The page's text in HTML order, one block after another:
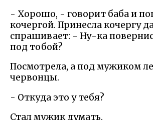
- Хорошо, - говорит баба и
кочергой. Принесла кочергу
спрашивает: - Ну-ка
под тобой?
Посмотрела, а под мужиком
червонцы.
- Откуда это у тебя?
Стал мужик думать.